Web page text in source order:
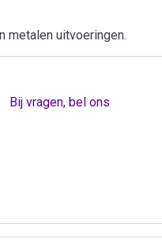
metalen uitvoeringen.
Bij vragen, bel ons